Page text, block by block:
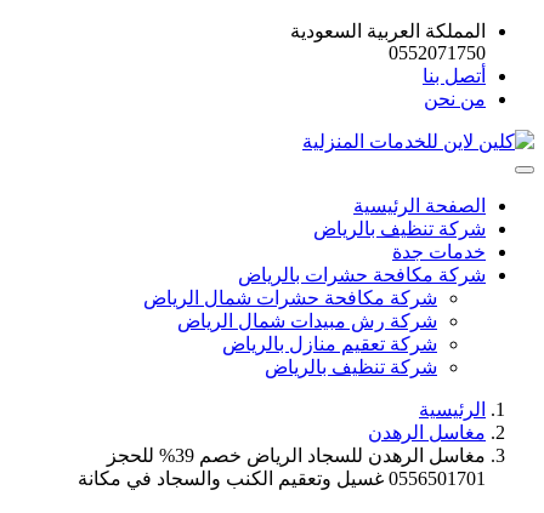
المملكة العربية السعودية
0552071750
أتصل بنا
من نحن
الصفحة الرئيسية
شركة تنظيف بالرياض
خدمات جدة
شركة مكافحة حشرات بالرياض
شركة مكافحة حشرات شمال الرياض
شركة رش مبيدات شمال الرياض
شركة تعقيم منازل بالرياض
شركة تنظيف بالرياض
الرئيسية
مغاسل الرهدن
مغاسل الرهدن للسجاد الرياض خصم 39% للحجز
0556501701 غسيل وتعقيم الكنب والسجاد في مكانة